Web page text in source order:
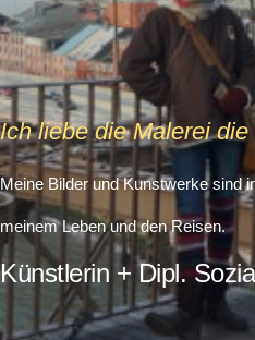
Ich liebe die Malerei
Meine Bilder und Kunstwerke sind
meinem Leben und den Reisen.
Künstlerin + Dipl.